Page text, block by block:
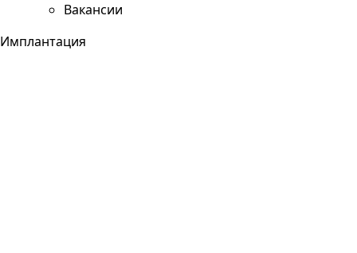
Вакансии
Имплантация